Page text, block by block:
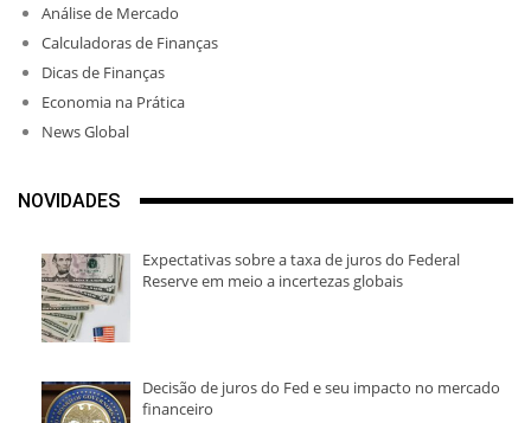
Análise de Mercado
Calculadoras de Finanças
Dicas de Finanças
Economia na Prática
News Global
NOVIDADES
Expectativas sobre a taxa de juros do Federal
Reserve em meio a incertezas globais
Decisão de juros do Fed e seu impacto no mercado
financeiro